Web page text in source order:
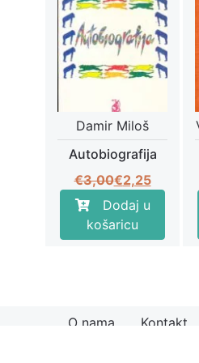
Damir Miloš
Autobiografija
€3,00Izvorna
cijena
bila
je:
€2,25
Trenutna
cijena
je:
€2,25.
Dodaj u
košaricu
O nama Kontakt